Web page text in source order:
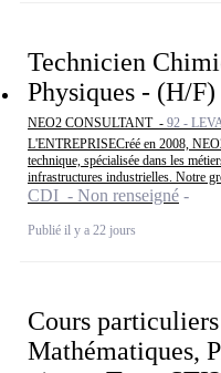
Technicien
Physiques - (H/
NEO2 CONSULTANT - 92 -
L'ENTREPRISECréé en 2008,
technique, spécialisée dans les
infrastructures industrielles. Notre
CDI - Non renseigné
Publié il y a 22 jours
Cours
Mathématiques,